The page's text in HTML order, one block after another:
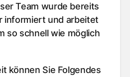
Team wurde bereits
informiert und arbeitet
so schnell wie möglich
können Sie Folgendes